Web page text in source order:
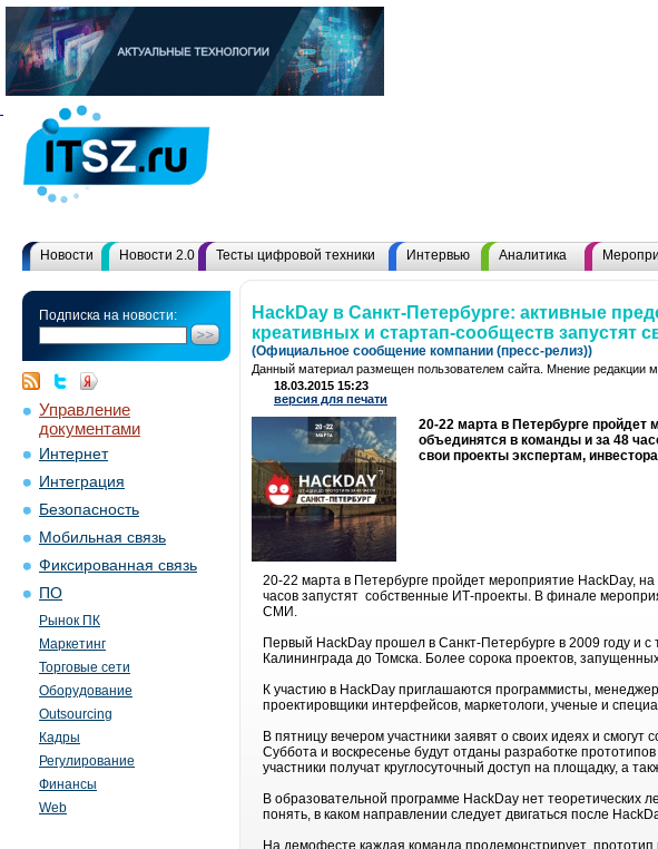
Новости Новости 2.0 Тесты цифровой техники Интервью Аналитика
Подписка на новости:
Управление
документами
Интернет
Интеграция
Безопасность
Мобильная связь
Фиксированная связь
ПО
Рынок ПК
Маркетинг
Торговые сети
Оборудование
Outsourcing
Кадры
Регулирование
Финансы
Web
HackDay в Санкт-Петербурге: активные
креативных и стартап-сообществ запустят
(Официальное сообщение компании (пресс-релиз))
Данный материал размещен пользователем сайта. Мнение редакции
18.03.2015 15:23
версия для печати
20-22 марта в Петербурге пройдет
объединятся в команды и за 48
свои проекты экспертам,
20-22 марта в Петербурге пройдет мероприятие HackDay,
часов запустят собственные ИТ-проекты. В финале
СМИ.
Первый HackDay прошел в Санкт-Петербурге в 2009 году и
Калининграда до Томска. Более сорока проектов,
К участию в HackDay приглашаются программисты,
проектировщики интерфейсов, маркетологи, ученые и
В пятницу вечером участники заявят о своих идеях и смогут
Суббота и воскресенье будут отданы разработке
участники получат круглосуточный доступ на площадку, а
В образовательной программе HackDay нет теоретических
понять, в каком направлении следует двигаться после
На демофесте каждая команда продемонстрирует